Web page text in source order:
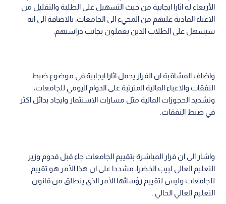
الأربعاء له اثارا ايجابية من حيث التسهيل على الطلبة والتقليل من
الاعباء المادية عليهم من المجيء الى الجامعات، بالاضافة الى انه
سيسهل على الطلاب الذين يعملون بجانب دراستهم.
واضاف المشاقبة ان القرار يحمل اثارا ايجابية في موضوع ضبط
النفقات والاعباء المالية المترتبة على الدوام اليومي للجامعات،
وتشديد الحجوزات المالية مثل مسارات الاستثمار وايجاد بدائل اكثر
في ضبط النفقات.
واشار الى ان قرار المباشرة بتقييم الجامعات جاء قبل قدوم وزير
التعليم العالي لبيب الخضرا، مشددا على ان هذا الأمر هو تقييم
للجامعات وليس لتقييم رؤسائها الأمر الذي ينطلق من قانون
التعليم العالي الحالي .